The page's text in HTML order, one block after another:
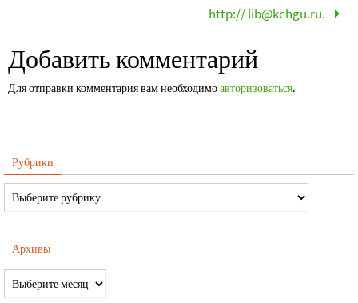
http:// lib@kchgu.ru.
Добавить комментарий
Для отправки комментария вам необходимоавторизоваться.
Рубрики
Архивы